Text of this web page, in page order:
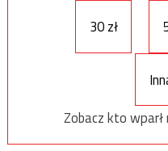
30 zł
Zobacz kto wparł